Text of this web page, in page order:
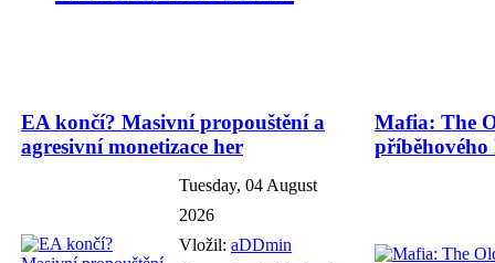
EA končí? Masivní propouštění a
agresivní monetizace her
Tuesday, 04 August
2026
Vložil: aDDmin
Mafia: The